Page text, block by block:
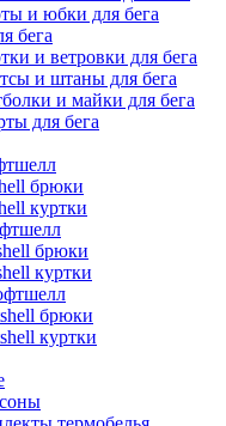
и юбки для бега
бега
и ветровки для бега
и штаны для бега
и майки для бега
для бега
брюки
куртки
брюки
куртки
брюки
куртки